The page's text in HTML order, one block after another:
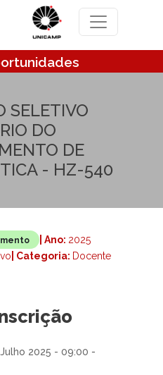
SELETIVO
DO
DE
- HZ-540
| Ano: 2025
| Categoria: Docente
2025 - 09:00 -